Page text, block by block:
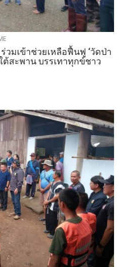
มเข้าช่วยเหลือฟื้นฟู ‘วัดป่า
ต้สะพาน บรรเทาทุกข์ชาว